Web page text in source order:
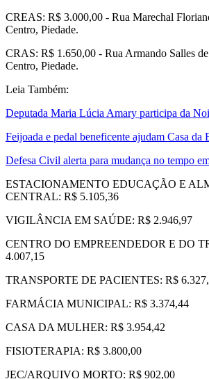
CREAS: R$ 3.000,00 - Rua Marechal
Centro, Piedade.
CRAS: R$ 1.650,00 - Rua Armando Salles
Centro, Piedade.
Leia Também:
Deputada Maria Lúcia Amary participa da
Feijoada e pedal beneficente ajudam Casa da
Defesa Civil alerta para mudança no tempo
ESTACIONAMENTO EDUCAÇÃO E
CENTRAL: R$ 5.105,36
VIGILÂNCIA EM SAÚDE: R$ 2.946,97
CENTRO DO EMPREENDEDOR E DO
4.007,15
TRANSPORTE DE PACIENTES: R$
FARMÁCIA MUNICIPAL: R$ 3.374,44
CASA DA MULHER: R$ 3.954,42
FISIOTERAPIA: R$ 3.800,00
JEC/ARQUIVO MORTO: R$ 902,00